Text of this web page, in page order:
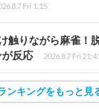
Fri 1:15
触りながら麻雀！
反応
2026.8.7 Fri 21:41
ンキングをもっと見